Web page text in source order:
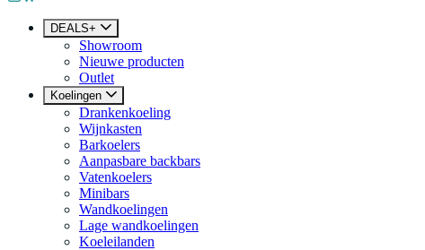
DEALS+
Showroom
Nieuwe producten
Outlet
Koelingen
Drankenkoeling
Wijnkasten
Barkoelers
Aanpasbare backbars
Vatenkoelers
Minibars
Wandkoelingen
Lage wandkoelingen
Koeleilanden